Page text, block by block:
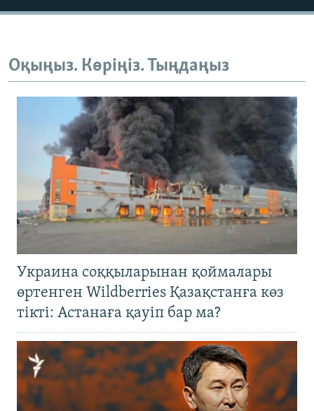
Оқыңыз. Көріңіз. Тыңдаңыз
Украина соққыларынан қоймалары
өртенген Wildberries Қазақстанға көз
тікті: Астанаға қауіп бар ма?